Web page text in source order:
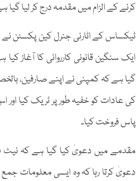
کرنے کے الزام میں مقدمہ درج کر لیا گیا
ٹیکساس کے اٹارنی جنرل کین پکسٹن
ایک سنگین قانونی کارروائی کا آغاز کیا
گیا ہے کہ کمپنی نے اپنے صارفین،
کی عادات کو خفیہ طور پر ٹریک کیا اور اس
پاس فروخت کیا۔
مقدمے میں دعویٰ کیا گیا ہے کہ
دعویٰ کرتا رہا کہ وہ ایسی معلومات جمع